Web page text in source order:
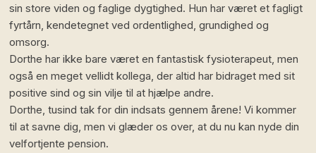
sin store viden og faglige dygtighed. Hun har været et fagligt
fyrtårn, kendetegnet ved ordentlighed, grundighed og
omsorg.
Dorthe har ikke bare været en fantastisk fysioterapeut, men
også en meget vellidt kollega, der altid har bidraget med sit
positive sind og sin vilje til at hjælpe andre.
Dorthe, tusind tak for din indsats gennem årene! Vi kommer
til at savne dig, men vi glæder os over, at du nu kan nyde din
velfortjente pension.